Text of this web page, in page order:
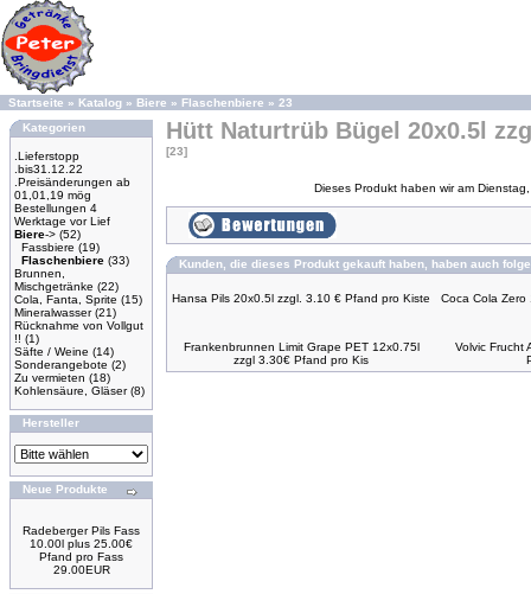
Startseite » Katalog » Biere » Flaschenbiere » 23
Kategorien
.Lieferstopp
.bis31.12.22
.Preisänderungen ab
01,01,19 mög
Bestellungen 4
Werktage vor Lief
Biere-> (52)
Fassbiere (19)
Flaschenbiere (33)
Brunnen,
Mischgetränke (22)
Cola, Fanta, Sprite (15)
Mineralwasser(21)
Rücknahme von Vollgut
!! (1)
Säfte / Weine (14)
Sonderangebote (2)
Zu vermieten (18)
Kohlensäure, Gläser(8)
Hersteller
Neue Produkte
Radeberger Pils Fass
10.00l plus 25.00€
Pfand pro Fass
29.00EUR
Hütt Naturtrüb Bügel 20x0.5l
[23]
Dieses Produkt haben wir am
Kunden, die dieses Produkt gekauft haben, haben auch
Hansa Pils 20x0.5l zzgl. 3.10 € Pfand pro Kiste Coca Cola
Frankenbrunnen Limit Grape PET 12x0.75l
zzgl 3.30€ Pfand pro Kis
Volvic Frucht